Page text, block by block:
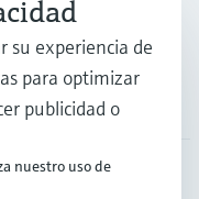
su experiencia de
para optimizar
publicidad o
nuestro uso de